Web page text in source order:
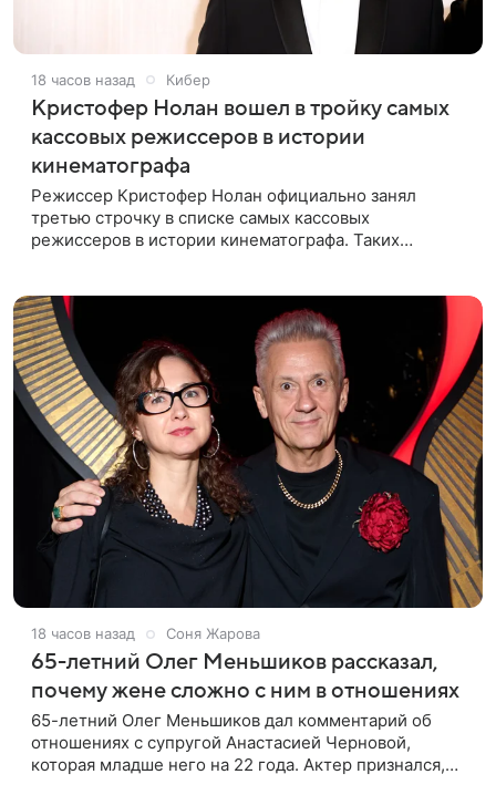
18 часов назад Кибер
Кристофер Нолан вошел в тройку самых
кассовых режиссеров в истории
кинематографа
Режиссер Кристофер Нолан официально занял
третью строчку в списке самых кассовых
режиссеров в истории кинематографа. Таких
18 часов назад Соня Жарова
65-летний Олег Меньшиков рассказал,
почему жене сложно с ним в отношениях
65-летний Олег Меньшиков дал комментарий об
отношениях с супругой Анастасией Черновой,
которая младше него на 22 года. Актер признался,